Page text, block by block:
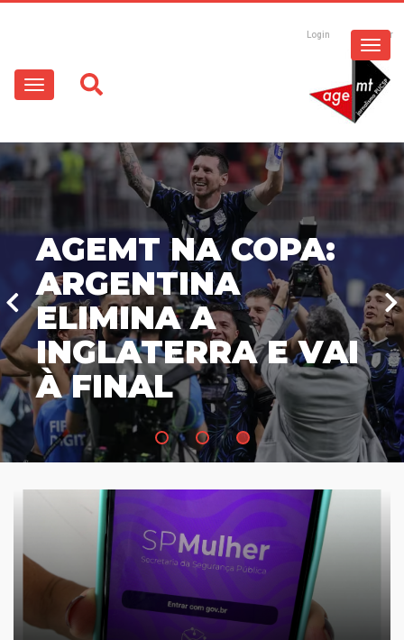
conteúdo
principal
Login Registrar
Main
navigation
AGEMT NA COPA:
ARGENTINA
ELIMINA A
INGLATERRA E VAI
À FINAL